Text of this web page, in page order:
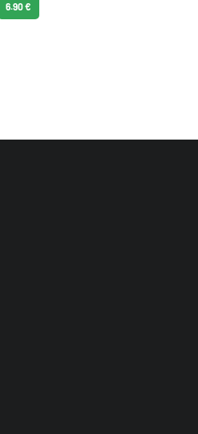
6.90 €